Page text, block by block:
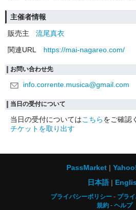
主催者情報
販売主
流尾真衣
関連URL
https://mai-nagareo.com/
お問い合わせ先
info.corrente.musica@gmail.com
当日の受付について
当日の受付についてはこちらをご確認
チケットを取り出す
PassMarket
日本語
プライバシーポリシー
プラ
規約
ヘルプ